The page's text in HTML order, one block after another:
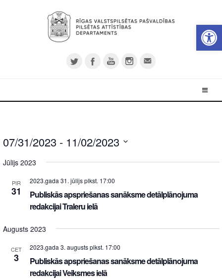
07/31/2023 - 11/02/2023
date.
Jūlijs 2023
PIR
31
2023.gada 31. jūlijs plkst. 17:00
Publiskās apspriešanas sanāksme detālplānojuma
redakcijai Traleru ielā
Augusts 2023
CET
3
2023.gada 3. augusts plkst. 17:00
Publiskās apspriešanas sanāksme detālplānojuma
redakcijai Veiksmes ielā